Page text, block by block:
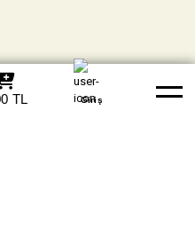
09 70 Whatsapp Yardım
TL Giriş